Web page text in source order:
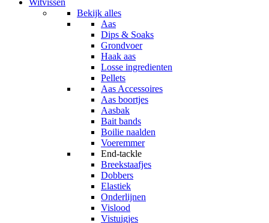
Witvissen
Bekijk alles
Aas
Dips & Soaks
Grondvoer
Haak aas
Losse ingredienten
Pellets
Aas Accessoires
Aas boortjes
Aasbak
Bait bands
Boilie naalden
Voeremmer
End-tackle
Breekstaafjes
Dobbers
Elastiek
Onderlijnen
Vislood
Vistuigjes